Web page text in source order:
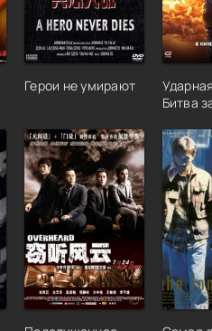
Герои не умирают
Битва